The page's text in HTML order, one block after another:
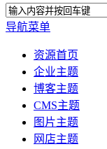
导航菜单
资源首页
企业主题
博客主题
CMS主题
图片主题
网店主题